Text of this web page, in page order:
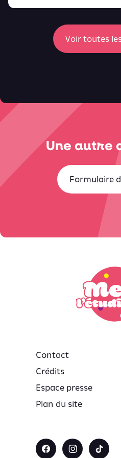
retrouver ici
Voir toutes
Une autre
Formulaire
Contact
Crédits
Espace presse
Plan du site